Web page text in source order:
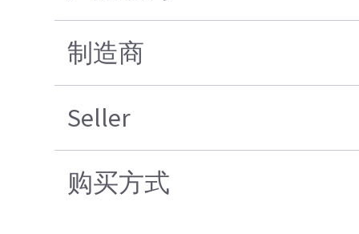
制造商
Seller
购买方式